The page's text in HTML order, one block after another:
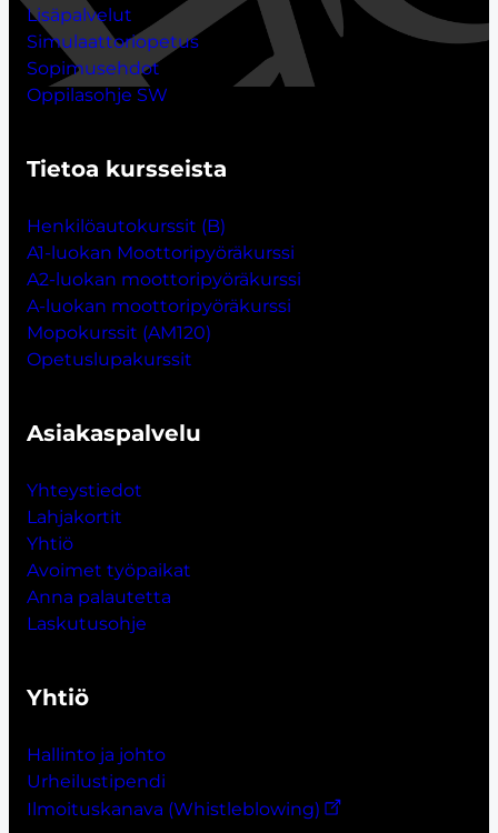
Lisäpalvelut
Simulaattoriopetus
Sopimusehdot
Oppilasohje SW
Tietoa kursseista
Henkilöautokurssit (B)
A1-luokan Moottoripyöräkurssi
A2-luokan moottoripyöräkurssi
A-luokan moottoripyöräkurssi
Mopokurssit (AM120)
Opetuslupakurssit
Asiakaspalvelu
Yhteystiedot
Lahjakortit
Yhtiö
Avoimet työpaikat
Anna palautetta
Laskutusohje
Yhtiö
Hallinto ja johto
Urheilustipendi
Ilmoituskanava (Whistleblowing)